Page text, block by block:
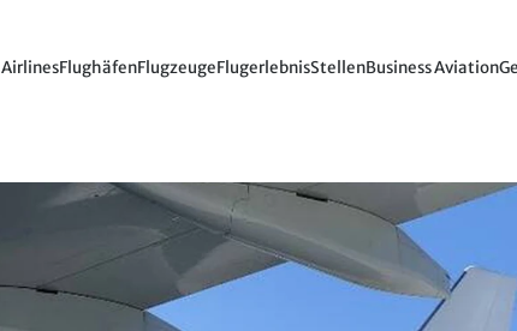
AirlinesFlughäfenFlugzeugeFlugerlebnisStellenBusiness Aviation